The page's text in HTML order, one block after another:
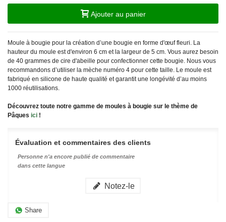
Ajouter au panier
Moule à bougie pour la création d’une bougie en forme d'œuf fleuri. La
hauteur du moule est d'environ 6 cm et la largeur de 5 cm. Vous aurez besoin
de 40 grammes de cire d'abeille pour confectionner cette bougie. Nous vous
recommandons d’utiliser la mèche numéro 4 pour cette taille. Le moule est
fabriqué en silicone de haute qualité et garantit une longévité d’au moins
1000 réutilisations.
Découvrez toute notre gamme de moules à bougie sur le thème de
Pâques ici !
Évaluation et commentaires des clients
Personne n'a encore publié de commentaire
dans cette langue
Notez-le
Share